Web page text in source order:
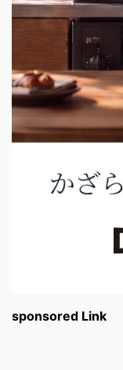
sponsored Link